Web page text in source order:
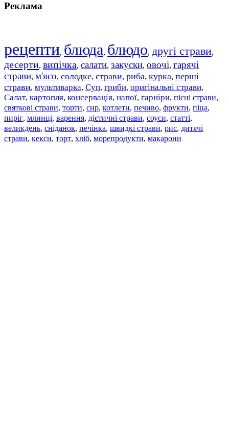
Реклама
рецепти, блюда, блюдо, другі страви,
десерти, випічка, салати, закуски, овочі, гарячі
страви, м'ясо, солодке, страви, риба, курка, перші
страви, мультиварка, Суп, гриби, оригінальні страви,
Салат, картопля, консервація, напої, гарніри, пісні страви,
святкові страви, торти, сир, котлети, печиво, фрукти, піца,
пиріг, млинці, варення, дієтичні страви, соуси, статті,
великдень, сніданок, печінка, швидкі страви, рис, дитячі
страви, кекси, торт, хліб, морепродукти, макарони